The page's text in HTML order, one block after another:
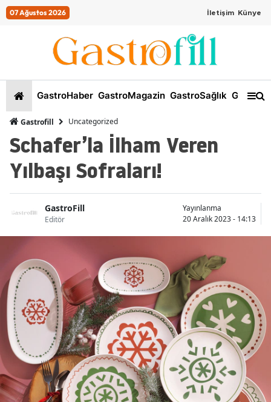
07 Ağustos 2026 İletişim Künye
GastroHaber GastroMagazin GastroSağlık
Gastrofill Uncategorized
Schafer’la İlham Veren
Yılbaşı Sofraları!
GastroFill
Editör
Yayınlanma
20 Aralık 2023 - 14:13